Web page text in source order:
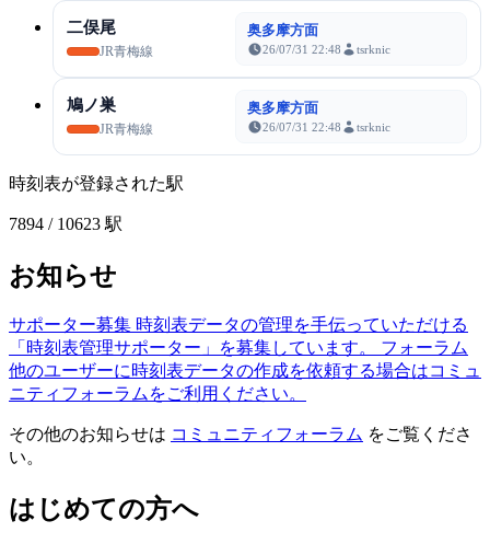
二俣尾
JR青梅線
奥多摩方面
26/07/31 22:48 tsrknic
鳩ノ巣
JR青梅線
奥多摩方面
26/07/31 22:48 tsrknic
時刻表が登録された駅
7894 / 10623 駅
お知らせ
サポーター募集 時刻表データの管理を手伝っていただける
「時刻表管理サポーター」を募集しています。
フォーラム
他のユーザーに時刻表データの作成を依頼する場合はコミュ
ニティフォーラムをご利用ください。
その他のお知らせは コミュニティフォーラム をご覧くださ
い。
はじめての方へ